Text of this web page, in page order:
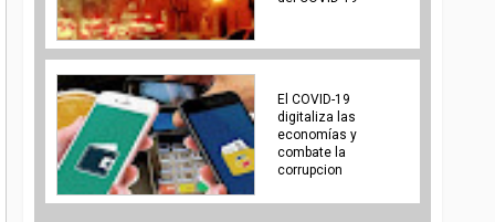
El COVID-19
digitaliza las
economías y
combate la
corrupcion